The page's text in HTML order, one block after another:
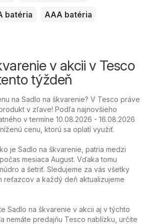
batéria
AAA batéria
v akcii v Tesco
týždeň
na Sadlo na škvarenie? V Tesco práve
v zľave! Podľa najnovšieho
v termíne 10.08.2026 - 16.08.2026
cenu, ktorú sa oplatí využiť.
je Sadlo na škvarenie, patria medzi
mesiaca August. Vďaka tomu
a šetriť. Sledujeme za vás všetky
a každý deň aktualizujeme
Sadlo na škvarenie v akcii aj v týchto
nemáte predajňu Tesco nablízku, určite